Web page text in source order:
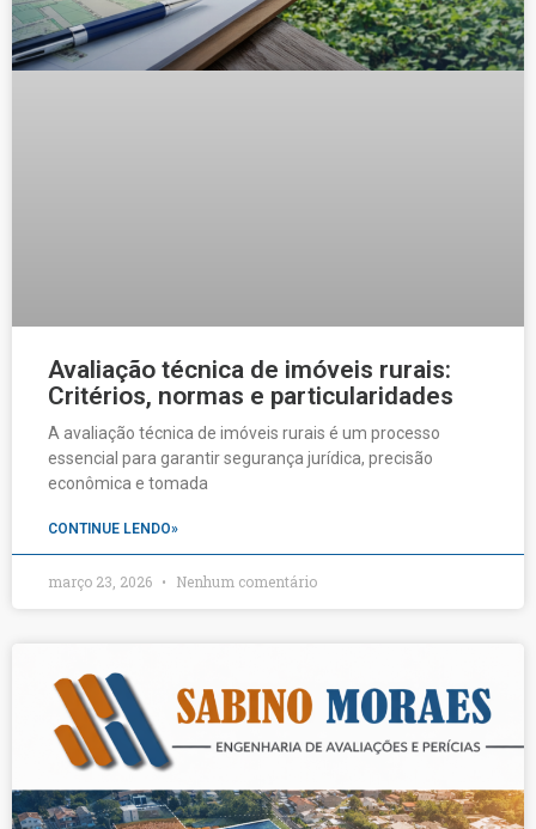
Avaliação técnica de imóveis rurais:
Critérios, normas e particularidades
A avaliação técnica de imóveis rurais é um processo
essencial para garantir segurança jurídica, precisão
econômica e tomada
CONTINUE LENDO»
março 23, 2026 Nenhum comentário